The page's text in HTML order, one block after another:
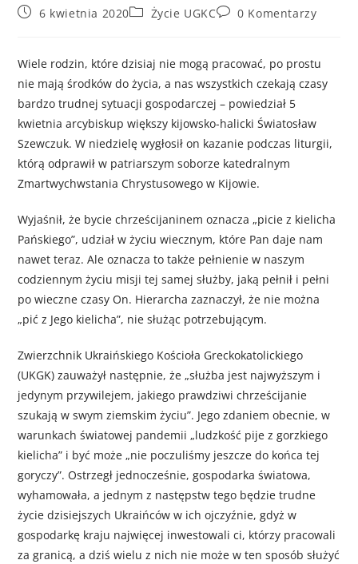
6 kwietnia 2020 Życie UGKC 0 Komentarzy
Wiele rodzin, które dzisiaj nie mogą pracować, po prostu
nie mają środków do życia, a nas wszystkich czekają czasy
bardzo trudnej sytuacji gospodarczej – powiedział 5
kwietnia arcybiskup większy kijowsko-halicki Światosław
Szewczuk. W niedzielę wygłosił on kazanie podczas liturgii,
którą odprawił w patriarszym soborze katedralnym
Zmartwychwstania Chrystusowego w Kijowie.
Wyjaśnił, że bycie chrześcijaninem oznacza „picie z kielicha
Pańskiego”, udział w życiu wiecznym, które Pan daje nam
nawet teraz. Ale oznacza to także pełnienie w naszym
codziennym życiu misji tej samej służby, jaką pełnił i pełni
po wieczne czasy On. Hierarcha zaznaczył, że nie można
„pić z Jego kielicha”, nie służąc potrzebującym.
Zwierzchnik Ukraińskiego Kościoła Greckokatolickiego
(UKGK) zauważył następnie, że „służba jest najwyższym i
jedynym przywilejem, jakiego prawdziwi chrześcijanie
szukają w swym ziemskim życiu”. Jego zdaniem obecnie, w
warunkach światowej pandemii „ludzkość pije z gorzkiego
kielicha” i być może „nie poczuliśmy jeszcze do końca tej
goryczy”. Ostrzegł jednocześnie, gospodarka światowa,
wyhamowała, a jednym z następstw tego będzie trudne
życie dzisiejszych Ukraińców w ich ojczyźnie, gdyż w
gospodarkę kraju najwięcej inwestowali ci, którzy pracowali
za granicą, a dziś wielu z nich nie może w ten sposób służyć